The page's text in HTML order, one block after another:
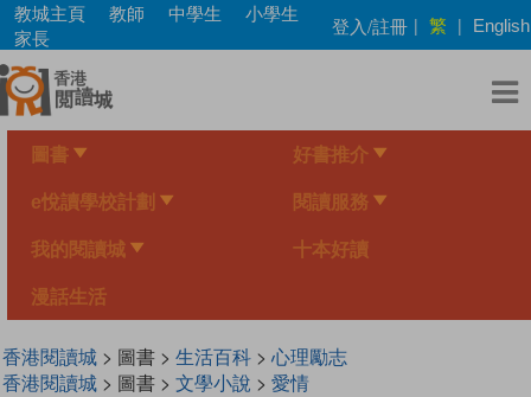
Skip
main
content
教城主頁 教師 中學生
小學生
家長
登入/註冊 | 繁 | English
圖書 好書推介
e悅讀學校計劃 閱讀服務
我的閱讀城 十本好讀
漫話生活
香港閱讀城> 圖書 > 生活百科> 心理勵志
香港閱讀城> 圖書 > 文學小說 > 愛情